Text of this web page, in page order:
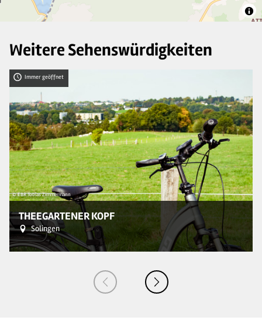
Weitere Sehenswürdigkeiten
Immer geöffnet
© EBR Tobias Zimmermann
THEEGARTENER KOPF
Solingen